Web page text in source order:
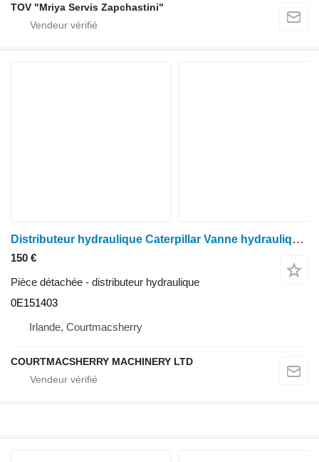
TOV "Mriya Servis Zapchastini"
Distributeur hydraulique Caterpillar Vanne hydraulique 928g 0e151403 0E151403
150 €
Pièce détachée - distributeur hydraulique
0E151403
Irlande, Courtmacsherry
COURTMACSHERRY MACHINERY LTD